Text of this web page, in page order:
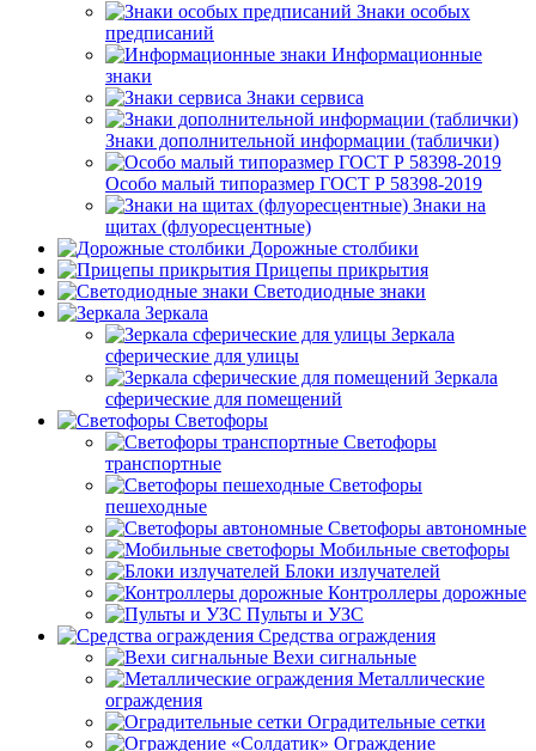
Знаки особых
предписаний
Информационные
знаки
Знаки сервиса
Знаки дополнительной информации (таблички)
Особо малый типоразмер ГОСТ Р 58398-2019
Знаки на
щитах (флуоресцентные)
Дорожные столбики
Прицепы прикрытия
Светодиодные знаки
Зеркала
Зеркала
сферические для улицы
Зеркала
сферические для помещений
Светофоры
Светофоры
транспортные
Светофоры
пешеходные
Светофоры автономные
Мобильные светофоры
Блоки излучателей
Контроллеры дорожные
Пульты и УЗС
Средства ограждения
Вехи сигнальные
Металлические
ограждения
Оградительные сетки
Ограждение